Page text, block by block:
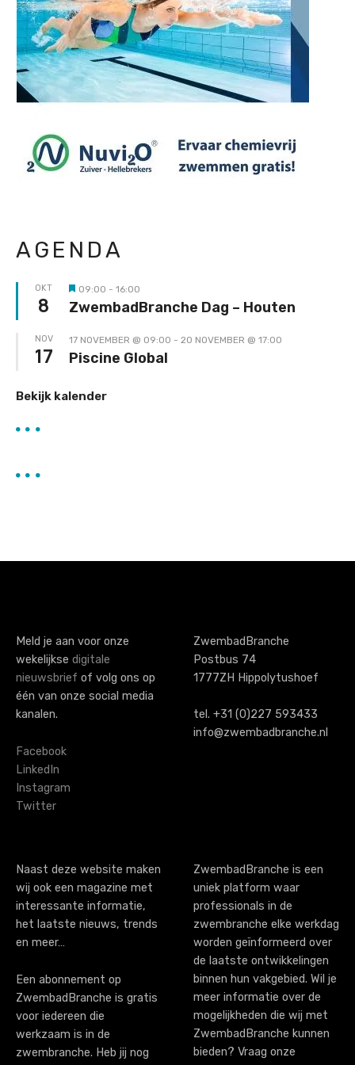
AGENDA
OKT
8 Uitgelicht
09:00 - 16:00
ZwembadBranche Dag – Houten
NOV
17
17 NOVEMBER @ 09:00 - 20 NOVEMBER @ 17:00
Piscine Global
Bekijk kalender
Meld je aan voor onze
wekelijkse digitale
nieuwsbrief of volg ons op
één van onze social media
kanalen.
Facebook
LinkedIn
Instagram
Twitter
ZwembadBranche
Postbus 74
1777ZH Hippolytushoef
tel. +31 (0)227 593433
info@zwembadbranche.nl
Naast deze website maken
wij ook een magazine met
interessante informatie,
het laatste nieuws, trends
en meer…
Een abonnement op
ZwembadBranche is gratis
voor iedereen die
werkzaam is in de
zwembranche. Heb jij nog
ZwembadBranche is een
uniek platform waar
professionals in de
zwembranche elke werkdag
worden geïnformeerd over
de laatste ontwikkelingen
binnen hun vakgebied. Wil je
meer informatie over de
mogelijkheden die wij met
ZwembadBranche kunnen
bieden? Vraag onze